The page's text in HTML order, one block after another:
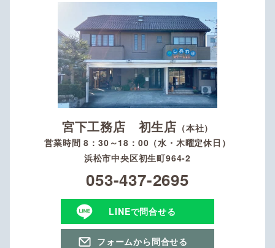
宮下工務店 初生店 （本社）
営業時間 8：30～18：00（水・木曜定休日）
浜松市中央区初生町964-2
053-437-2695
LINEで問合せる
フォームから問合せる